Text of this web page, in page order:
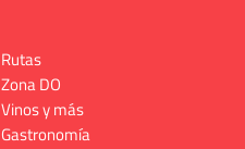
Rutas
Zona DO
Vinos y más
Gastronomía